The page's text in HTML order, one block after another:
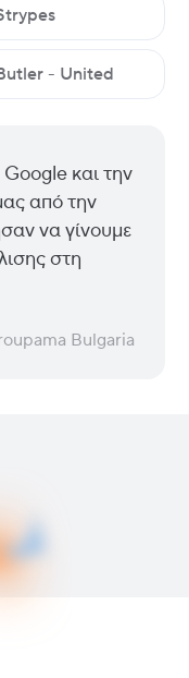
- United
και την
από την
να γίνουμε
στη
Bulgaria